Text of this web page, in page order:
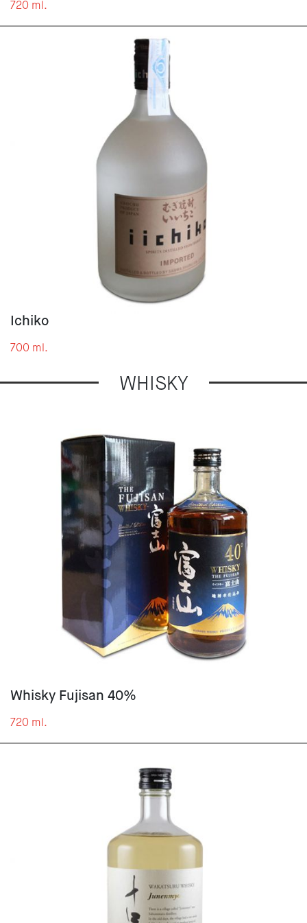
720 ml.
Ichiko
700 ml.
WHISKY
Whisky Fujisan 40%
720 ml.